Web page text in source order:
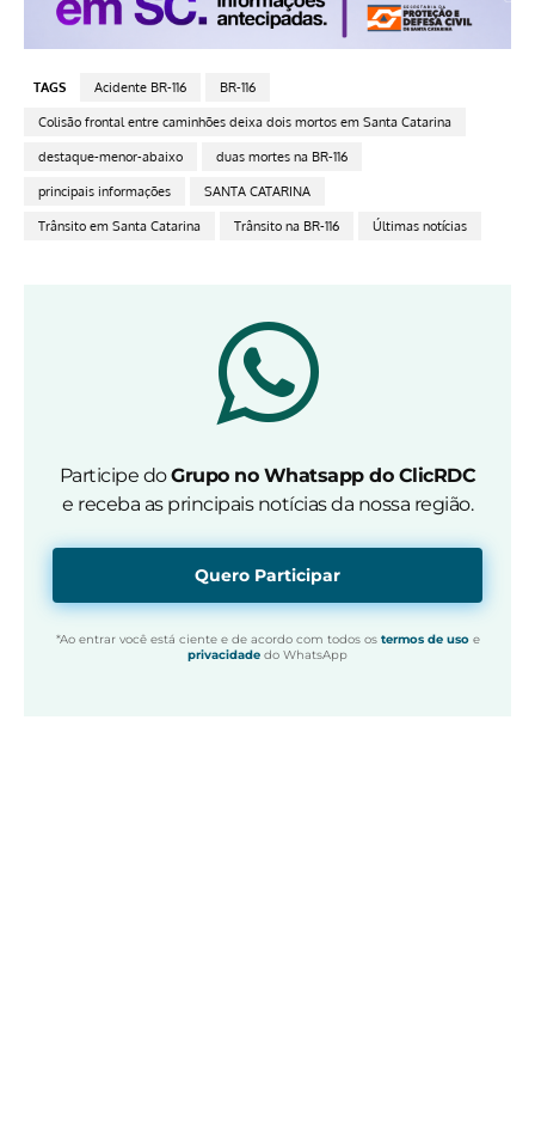
TAGS Acidente BR-116 BR-116
Colisão frontal entre caminhões deixa dois mortos em Santa Catarina
destaque-menor-abaixo duas mortes na BR-116
principais informações SANTA CATARINA
Trânsito em Santa Catarina Trânsito na BR-116 Últimas notícias
Participe doGrupo no Whatsapp do ClicRDC
e receba as principais notícias da nossa região.
Quero Participar
*Ao entrar você está ciente e de acordo com todos os termos de usoe
privacidade do WhatsApp